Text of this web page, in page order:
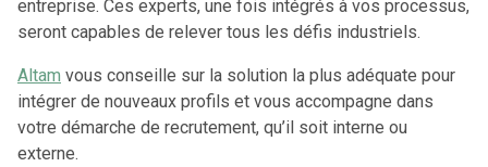
entreprise. Ces experts, une fois intégrés à vos processus,
seront capables de relever tous les défis industriels.
Altam vous conseille sur la solution la plus adéquate pour
intégrer de nouveaux profils et vous accompagne dans
votre démarche de recrutement, qu’il soit interne ou
externe.